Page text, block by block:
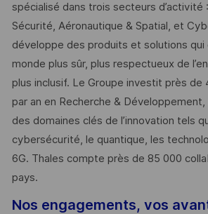
spécialisé dans trois secteurs d’activité
Sécurité, Aéronautique & Spatial, et
développe des produits et solutions qui
monde plus sûr, plus respectueux de
plus inclusif. Le Groupe investit près de
par an en Recherche &
des domaines clés de l’innovation tels
cybersécurité, le quantique, les
6G. Thales compte près de 85 000
pays. ​
Nos engagements, vos